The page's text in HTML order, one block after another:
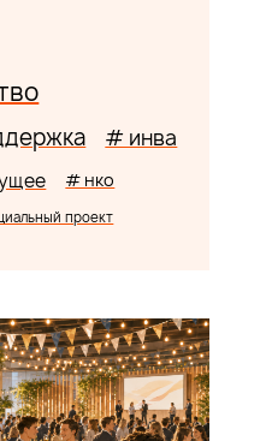
# инва
# нко
проект